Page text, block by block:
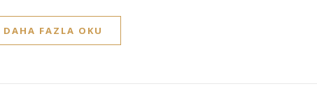
DAHA FAZLA OKU